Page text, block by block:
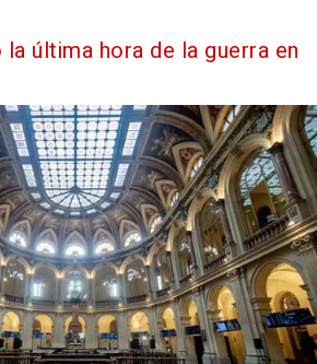
última hora de la guerra en